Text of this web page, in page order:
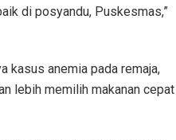
di posyandu, Puskesmas,”
kasus anemia pada remaja,
lebih memilih makanan cepat